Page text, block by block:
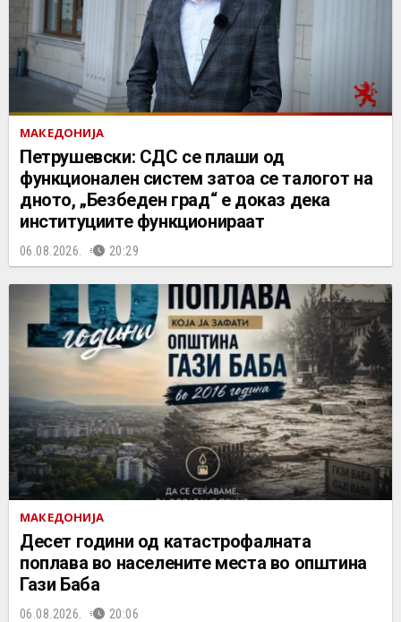
МАКЕДОНИЈА
Петрушевски: СДС се плаши од
функционален систем затоа се талогот на
дното, „Безбеден град“ е доказ дека
институциите функционираат
06.08.2026. 20:29
МАКЕДОНИЈА
Десет години од катастрофалната
поплава во населените места во општина
Гази Баба
06.08.2026. 20:06